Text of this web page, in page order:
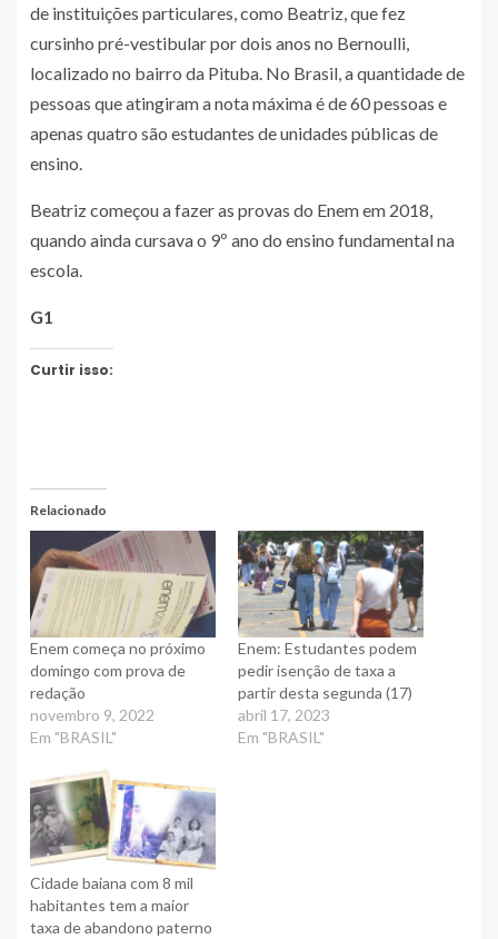
de instituições particulares, como Beatriz, que fez
cursinho pré-vestibular por dois anos no Bernoulli,
localizado no bairro da Pituba. No Brasil, a quantidade de
pessoas que atingiram a nota máxima é de 60 pessoas e
apenas quatro são estudantes de unidades públicas de
ensino.
Beatriz começou a fazer as provas do Enem em 2018,
quando ainda cursava o 9º ano do ensino fundamental na
escola.
G1
Curtir isso:
Relacionado
Enem começa no próximo
domingo com prova de
redação
novembro 9, 2022
Em "BRASIL"
Enem: Estudantes podem
pedir isenção de taxa a
partir desta segunda (17)
abril 17, 2023
Em "BRASIL"
Cidade baiana com 8 mil
habitantes tem a maior
taxa de abandono paterno